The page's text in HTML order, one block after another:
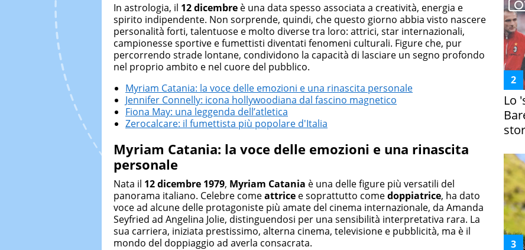
di strategie marketing attraverso canali digitali.
In astrologia, il 12 dicembre è una data spesso associata a creatività, energia e
spirito indipendente. Non sorprende, quindi, che questo giorno abbia visto nascere
personalità forti, talentuose e molto diverse tra loro: attrici, star internazionali,
campionesse sportive e fumettisti diventati fenomeni culturali. Figure che, pur
percorrendo strade lontane, condividono la capacità di lasciare un segno profondo
nel proprio ambito e nel cuore del pubblico.
Myriam Catania: la voce delle emozioni e una rinascita personale
Jennifer Connelly: icona hollywoodiana dal fascino magnetico
Fiona May: una leggenda dell’atletica
Zerocalcare: il fumettista più popolare d'Italia
Myriam Catania: la voce delle emozioni e una rinascita
personale
Nata il 12 dicembre 1979, Myriam Catania è una delle figure più versatili del
panorama italiano. Celebre comeattrice e soprattutto comedoppiatrice, ha dato
voce ad alcune delle protagoniste più amate del cinema internazionale, da Amanda
Seyfried ad Angelina Jolie, distinguendosi per una sensibilità interpretativa rara. La
sua carriera, iniziata prestissimo, alterna cinema, televisione e pubblicità, ma è il
mondo del doppiaggio ad averla consacrata.
Lo